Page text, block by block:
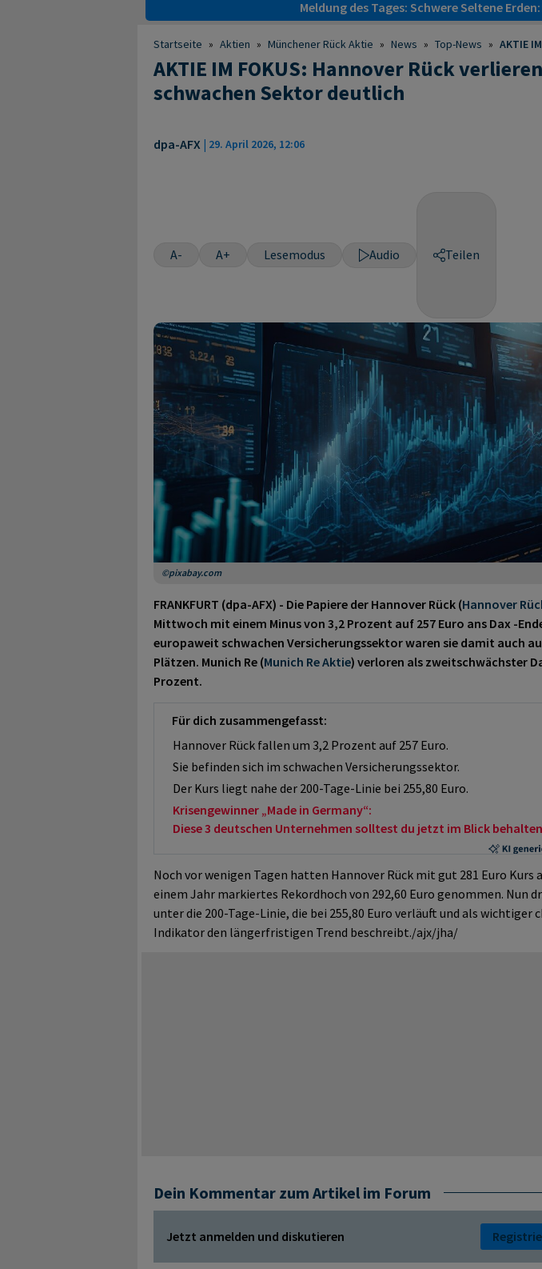
Meldung des Tages: Schwere Seltene
Startseite » Aktien » Münchener Rück Aktie » News » Top-News » AKTIE
AKTIE IM FOKUS: Hannover Rück
schwachen Sektor deutlich
dpa-AFX | 29. April 2026, 12:06
A- A+ Lesemodus Audio Teilen
©pixabay.com
FRANKFURT (dpa-AFX) - Die Papiere der Hannover Rück (Hannover
Mittwoch mit einem Minus von 3,2 Prozent auf 257 Euro ans Dax -
europaweit schwachen Versicherungssektorwaren sie damit auch
Plätzen. Munich Re (Munich Re Aktie) verloren als zweitschwächster
Prozent.
Für dich zusammengefasst:
Hannover Rück fallen um 3,2 Prozent auf 257 Euro.
Sie befinden sich im schwachen Versicherungssektor.
Der Kurs liegt nahe der 200-Tage-Linie bei 255,80 Euro.
Krisengewinner „Made in Germany“:
Diese 3 deutschen Unternehmen solltest du jetzt im Blick
Noch vor wenigen Tagen hatten Hannover Rück mit gut 281 Euro Kurs
einem Jahr markiertes Rekordhoch von 292,60 Euro genommen. Nun
unter die 200-Tage-Linie, die bei 255,80 Euro verläuft und als wichtiger
Indikator den längerfristigen Trend beschreibt./ajx/jha/
Dein Kommentar zum Artikel im Forum
Jetzt anmelden und diskutieren